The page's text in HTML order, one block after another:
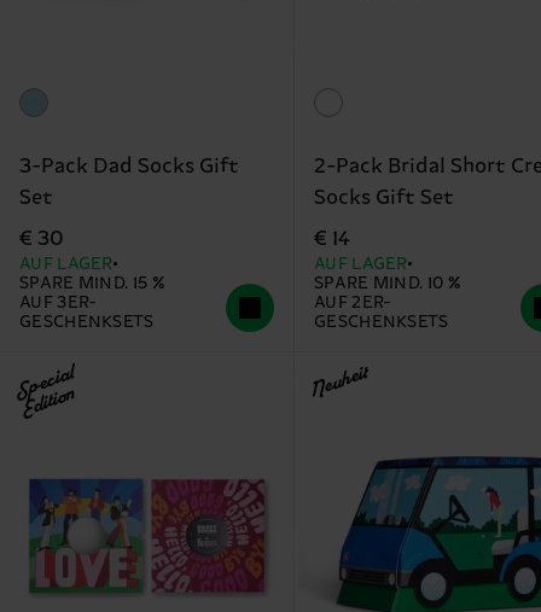
3-Pack Dad Socks Gift
Set
€ 30
AUF LAGER
SPARE MIND. 15 %
AUF 3ER-
GESCHENKSETS
2-Pack Bridal Short
Socks Gift Set
€ 14
AUF LAGER
SPARE MIND. 10 %
AUF 2ER-
GESCHENKSETS
Special
Edition Neuheit